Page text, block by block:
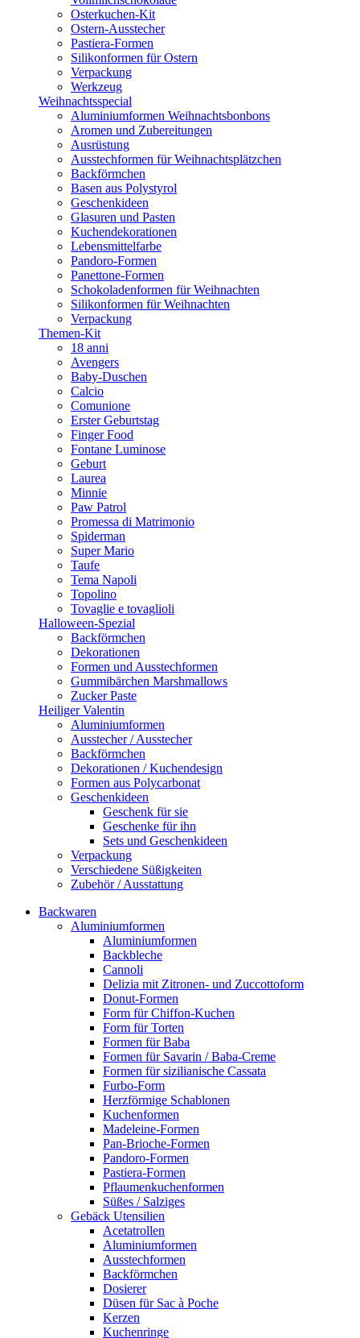
Osterkuchen-Kit
Ostern-Ausstecher
Pastiera-Formen
Silikonformen für Ostern
Verpackung
Werkzeug
Weihnachtsspecial
Aluminiumformen Weihnachtsbonbons
Aromen und Zubereitungen
Ausrüstung
Ausstechformen für Weihnachtsplätzchen
Backförmchen
Basen aus Polystyrol
Geschenkideen
Glasuren und Pasten
Kuchendekorationen
Lebensmittelfarbe
Pandoro-Formen
Panettone-Formen
Schokoladenformen für Weihnachten
Silikonformen für Weihnachten
Verpackung
Themen-Kit
18 anni
Avengers
Baby-Duschen
Calcio
Comunione
Erster Geburtstag
Finger Food
Fontane Luminose
Geburt
Laurea
Minnie
Paw Patrol
Promessa di Matrimonio
Spiderman
Super Mario
Taufe
Tema Napoli
Topolino
Tovaglie e tovaglioli
Halloween-Spezial
Backförmchen
Dekorationen
Formen und Ausstechformen
Gummibärchen Marshmallows
Zucker Paste
Heiliger Valentin
Aluminiumformen
Ausstecher / Ausstecher
Backförmchen
Dekorationen / Kuchendesign
Formen aus Polycarbonat
Geschenkideen
Geschenk für sie
Geschenke für ihn
Sets und Geschenkideen
Verpackung
Verschiedene Süßigkeiten
Zubehör / Ausstattung
Backwaren
Aluminiumformen
Aluminiumformen
Backbleche
Cannoli
Delizia mit Zitronen- und Zuccottoform
Donut-Formen
Form für Chiffon-Kuchen
Form für Torten
Formen für Baba
Formen für Savarin / Baba-Creme
Formen für sizilianische Cassata
Furbo-Form
Herzförmige Schablonen
Kuchenformen
Madeleine-Formen
Pan-Brioche-Formen
Pandoro-Formen
Pastiera-Formen
Pflaumenkuchenformen
Süßes / Salziges
Gebäck Utensilien
Acetatrollen
Aluminiumformen
Ausstechformen
Backförmchen
Dosierer
Düsen für Sac à Poche
Kerzen
Kuchenringe